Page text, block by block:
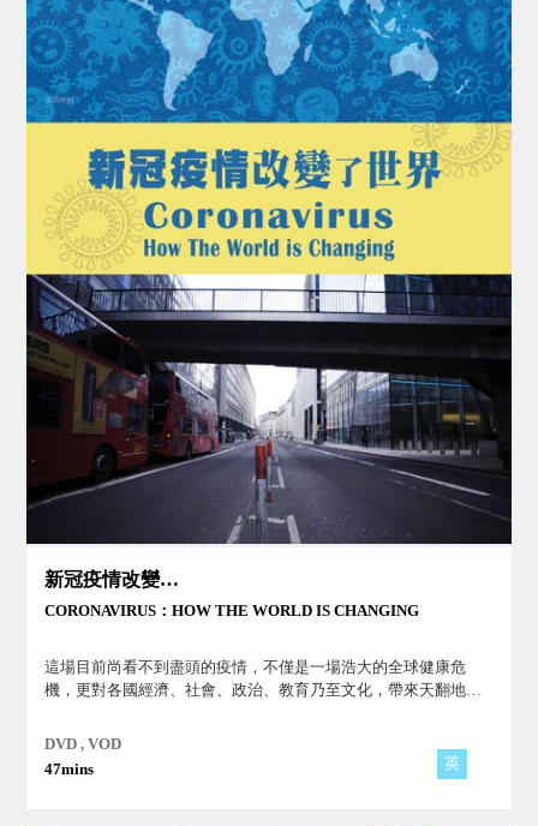
新冠疫情改變了世界
CORONAVIRUS：HOW THE WORLD IS CHANGING
這場目前尚看不到盡頭的疫情，不僅是一場浩大的全球健康危
機，更對各國經濟、社會、政治、教育乃至文化，帶來天翻地覆
DVD , VOD
47mins
英